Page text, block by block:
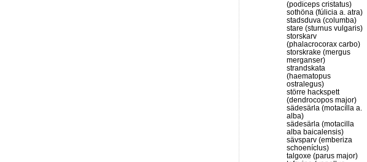
(podiceps cristatus)
sothöna (fúlicia a. atra)
stadsduva (columba)
stare (sturnus vulgaris)
storskarv
(phalacrocorax carbo)
storskrake (mergus
merganser)
strandskata
(haematopus
ostralegus)
större hackspett
(dendrocopos major)
sädesärla (motacílla a.
alba)
sädesärla (motacilla
alba baicalensis)
sävsparv (emberiza
schoeníclus)
talgoxe (parus major)